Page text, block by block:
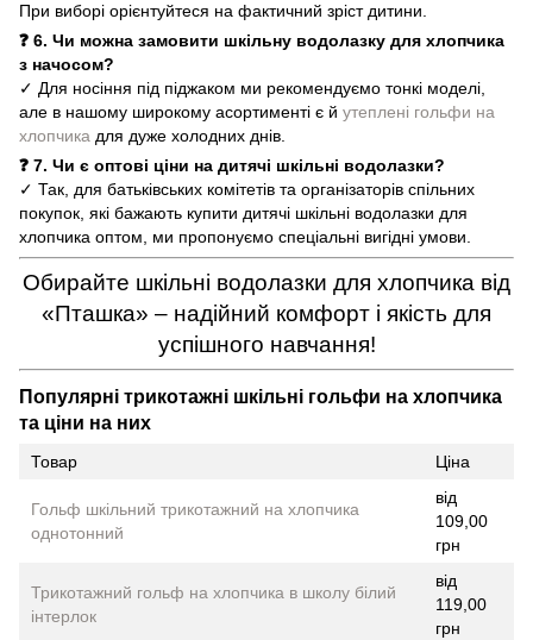
При виборі орієнтуйтеся на фактичний зріст дитини.
❓ 6. Чи можна замовити шкільну водолазку для хлопчика
з начосом?
✓ Для носіння під піджаком ми рекомендуємо тонкі моделі,
але в нашому широкому асортименті є й утеплені гольфи на
хлопчика для дуже холодних днів.
❓ 7. Чи є оптові ціни на дитячі шкільні водолазки?
✓ Так, для батьківських комітетів та організаторів спільних
покупок, які бажають купити дитячі шкільні водолазки для
хлопчика оптом, ми пропонуємо спеціальні вигідні умови.
Обирайте шкільні водолазки для хлопчика від
«Пташка» – надійний комфорт і якість для
успішного навчання!
Популярні трикотажні шкільні гольфи на хлопчика
та ціни на них
Товар Ціна
Гольф шкільний трикотажний на хлопчика
однотонний
від
109,00
грн
Трикотажний гольф на хлопчика в школу білий
інтерлок
від
119,00
грн